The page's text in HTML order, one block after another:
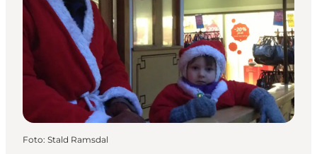
Foto: Stald Ramsdal